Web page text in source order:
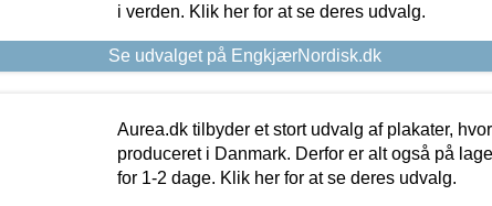
i verden. Klik her for at se deres udvalg.
Se udvalget på EngkjærNordisk.dk
Aurea.dk tilbyder et stort udvalg af plakater,
produceret i Danmark. Derfor er alt også på
for 1-2 dage. Klik her for at se deres udvalg.